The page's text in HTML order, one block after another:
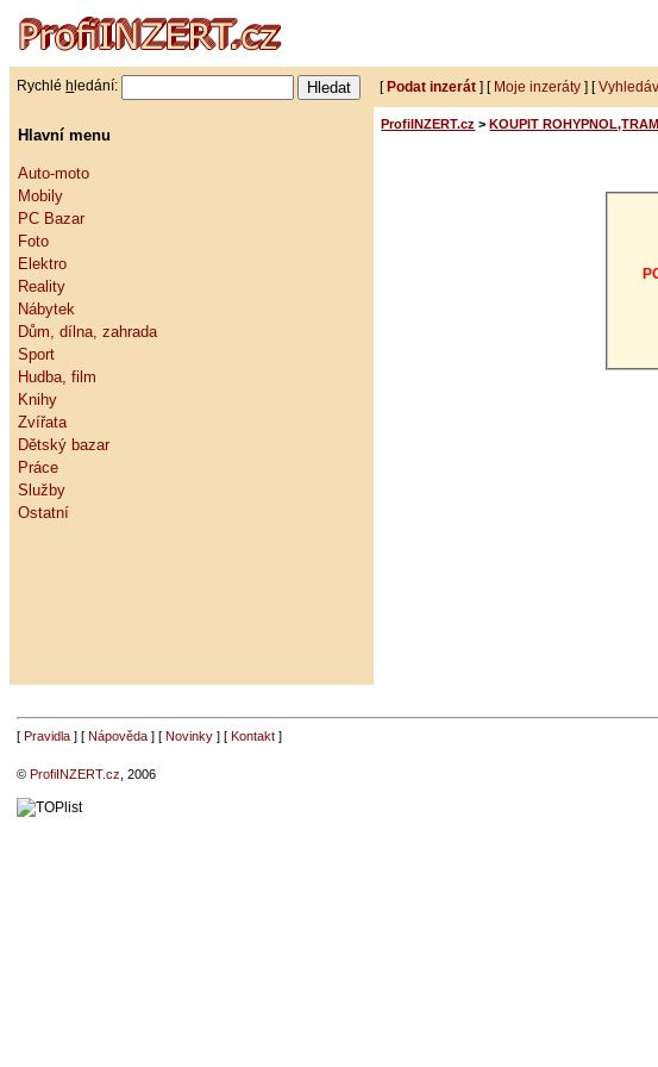
Rychlé h ledání: [Podat inzerát ] [ Moje inzeráty ] [
Hlavní menu
Auto-moto
Mobily
PC Bazar
Foto
Elektro
Reality
Nábytek
Dům, dílna, zahrada
Sport
Hudba, film
Knihy
Zvířata
Dětský bazar
Práce
Služby
Ostatní
ProfiINZERT.cz > KOUPIT
[ Pravidla] [ Nápověda] [ Novinky] [ Kontakt]
© ProfiINZERT.cz , 2006